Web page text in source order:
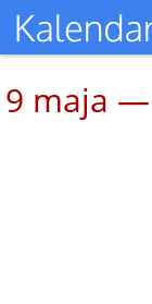
9 maja —